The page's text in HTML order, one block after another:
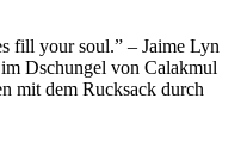
fill your soul.” – Jaime Lyn
Dschungel von Calakmul
mit dem Rucksack durch